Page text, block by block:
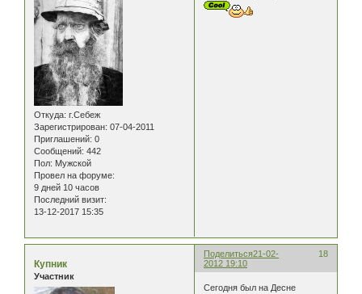
Откуда: г.Себеж
Зарегистрирован: 07-04-2011
Приглашений: 0
Сообщений: 442
Пол: Мужской
Провел на форуме:
9 дней 10 часов
Последний визит:
13-12-2017 15:35
Поделиться 18
21-02-
2012 19:10
Купник
Участник
Сегодня был на Десне